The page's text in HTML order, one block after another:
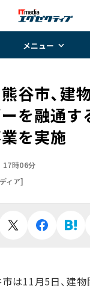
メニュー
谷市、建
を融通す
を実施
17時06分
ィア]
は11月5日、建